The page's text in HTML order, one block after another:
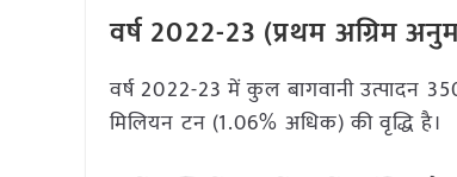
वर्ष 2022-23 (प्रथम अग्रिम
वर्ष 2022-23 में कुल बागवानी उत्पादन
मिलियन टन (1.06% अधिक) की वृद्धि है।